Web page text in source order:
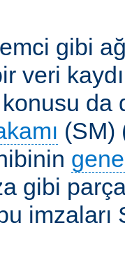
gibi
veri
da
(SM)
gibi
imzaları